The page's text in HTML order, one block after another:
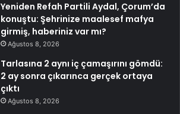
Yeniden Refah Partili Aydal, Çorum’da
konuştu: Şehrinize maalesef mafya
girmiş, haberiniz var mı?
Ağustos 8, 2026
Tarlasına 2 aynı iç çamaşırını gömdü:
2 ay sonra çıkarınca gerçek ortaya
çıktı
Ağustos 8, 2026